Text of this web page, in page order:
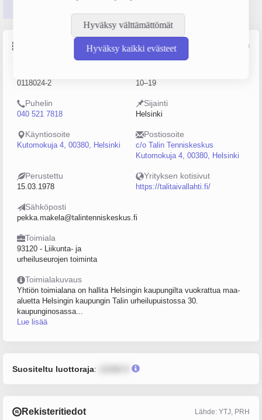
Hyväksy välttämättömät
Hyväksy kaikki evästeetLähde: YTJ, PRH, Traficom
0118024-2 10–19
Puhelin
040 521 7818
Sijainti
Helsinki
Käyntiosoite
Kutomokuja 4, 00380, Helsinki
Postiosoite
c/o Talin Tenniskeskus
Kutomokuja 4, 00380, Helsinki
Perustettu
15.03.1978
Yrityksen kotisivut
https://talitaivallahti.fi/
Sähköposti
pekka.makela@talintenniskeskus.fi
Toimiala
93120 - Liikunta- ja
urheiluseurojen toiminta
Toimialakuvaus
Yhtiön toimialana on hallita Helsingin kaupungilta vuokrattua maa-
aluetta Helsingin kaupungin Talin urheilupuistossa 30.
kaupunginosassa...
Lue lisää
Suositeltu luottoraja:
Rekisteritiedot Lähde: YTJ, PRH